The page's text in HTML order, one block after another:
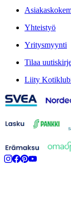
Yhteistyö
Yritysmyynti
Tilaa
Liity